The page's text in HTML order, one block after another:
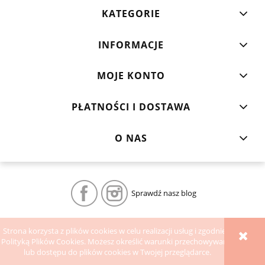
Strona korzysta z plików cookies w celu realizacji usług i zgodnie z
Polityką Plików Cookies. Możesz określić warunki przechowywania
lub dostępu do plików cookies w Twojej przeglądarce.
KATEGORIE
INFORMACJE
MOJE KONTO
PŁATNOŚCI I DOSTAWA
O NAS
Sprawdź nasz blog
POKAŻ PEŁNĄ WERSJĘ STRONY
Sklep internetowy Shoper.pl